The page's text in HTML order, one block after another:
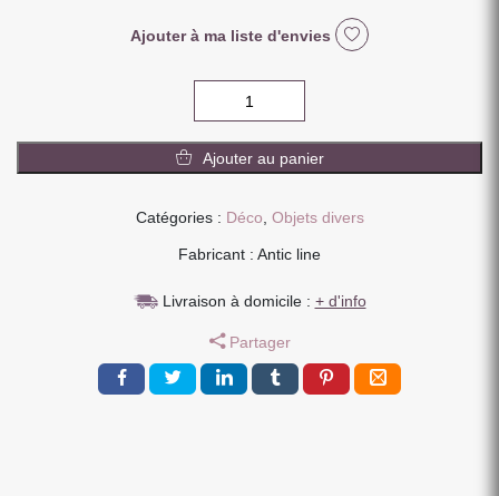
Ajouter à ma liste d'envies
DECORATIVE
METAL
X
11.5
CM
Ajouter au panier
Catégories : Déco Objets divers
Fabricant : Antic line
Livraison à domicile : + d'info
Partager